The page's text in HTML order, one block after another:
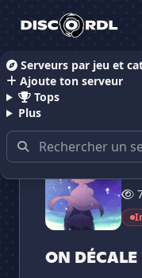
Serveurs par jeu et
Ajoute ton serveur
Tops
Plus
Accueil Serveurs
ON DÉCALE
Es-tu sûr de